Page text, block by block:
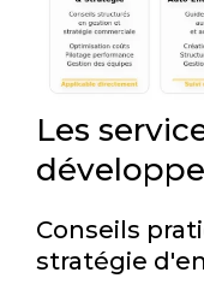
Les
Conseils
stratégie